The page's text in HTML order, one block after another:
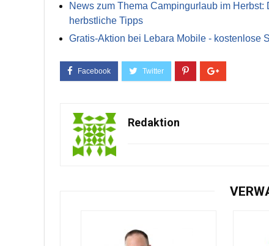
News zum Thema Campingurlaub im
herbstliche Tipps
Gratis-Aktion bei Lebara Mobile - kostenlose
Redaktion